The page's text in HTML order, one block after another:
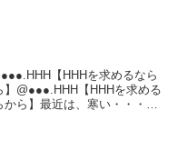
【HHHを求めるなら
】@●●●.HHH【HHHを求める
から】最近は、寒い・・・。